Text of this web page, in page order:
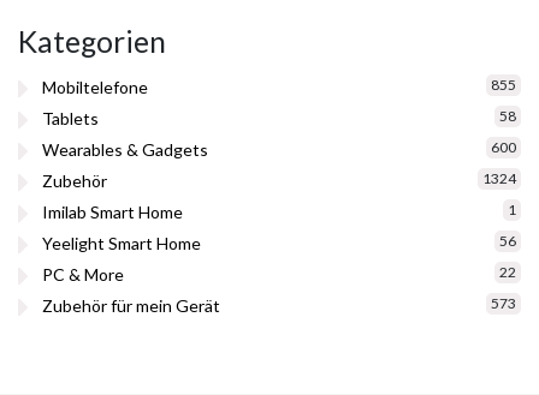
Kategorien
Mobiltelefone 855
Tablets 58
Wearables & Gadgets 600
Zubehör 1324
Imilab Smart Home 1
Yeelight Smart Home 56
PC & More 22
Zubehör für mein Gerät 573